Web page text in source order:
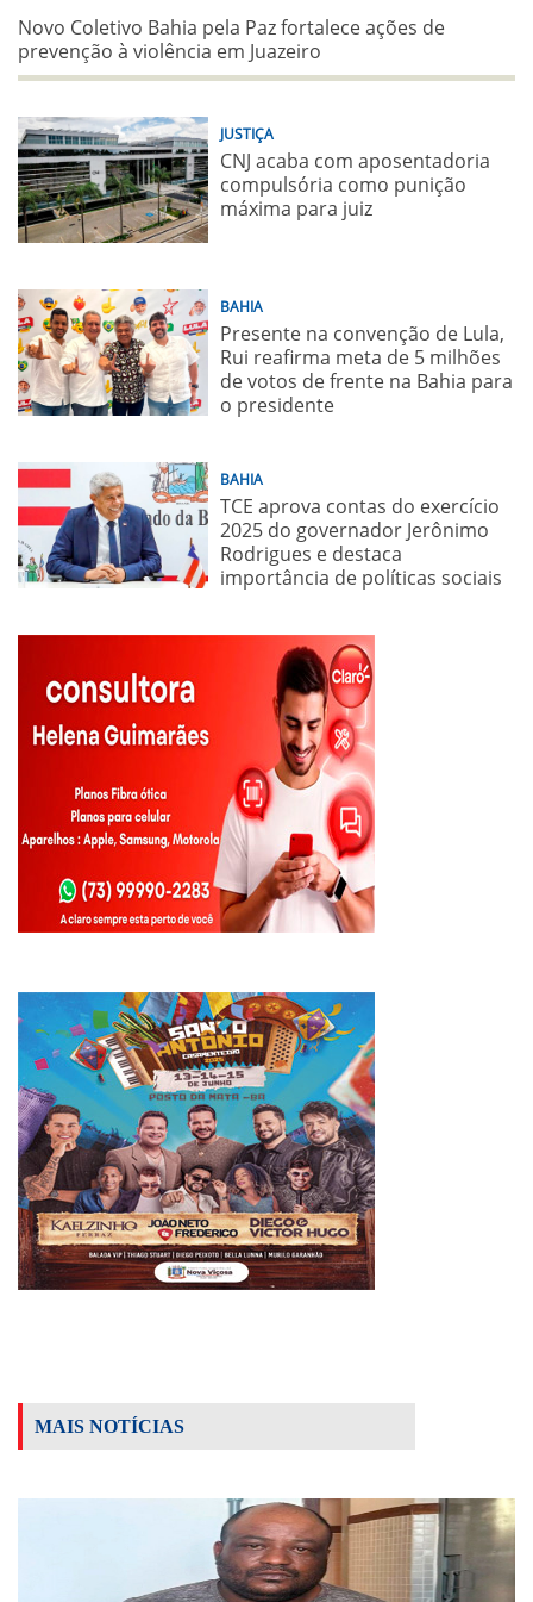
Novo Coletivo Bahia pela Paz fortalece ações de
prevenção à violência em Juazeiro
JUSTIÇA
CNJ acaba com aposentadoria
compulsória como punição
máxima para juiz
BAHIA
Presente na convenção de Lula,
Rui reafirma meta de 5 milhões
de votos de frente na Bahia para
o presidente
BAHIA
TCE aprova contas do exercício
2025 do governador Jerônimo
Rodrigues e destaca
importância de políticas sociais
MAIS NOTÍCIAS